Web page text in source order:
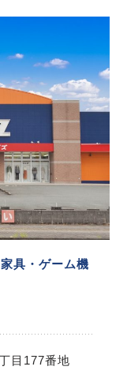
具・ゲーム機
目177番地